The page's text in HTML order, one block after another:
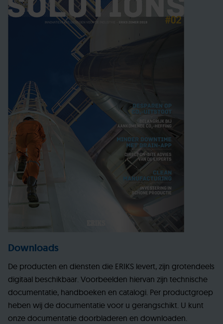
Downloads
De producten en diensten die ERIKS levert, zijn grotendeels
digitaal beschikbaar. Voorbeelden hiervan zijn technische
documentatie, handboeken en catalogi. Per productgroep
heben wij de documentatie voor u gerangschikt. U kunt
onze documentatie doorbladeren en downloaden.